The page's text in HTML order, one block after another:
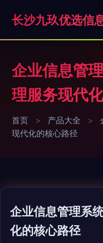
企业信息管
理服务现代
首页 > 产品大全 >
现代化的核心路径
企业信息管理系
化的核心路径